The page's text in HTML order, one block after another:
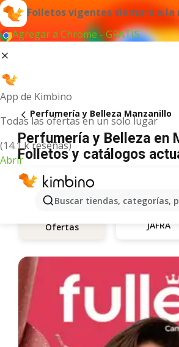
Folletos vigentes siempre a la
Agregar a Chrome - GRATIS
App de Kimbino
Todas las ofertas en un solo lugar
(14.1 k reseñas)
Abrir
Buscar tiendas, categorías,
Perfumería y Belleza Manzanillo
Perfumería y Belleza en
Folletos y catálogos
Ofertas JAFRA